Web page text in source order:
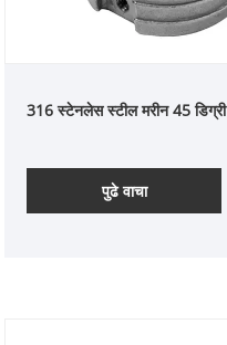
316 स्टेनलेस स्टील मरीन 45
पुढे वाचा